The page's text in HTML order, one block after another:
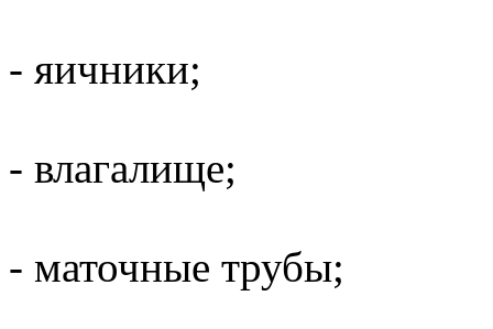
- яичники;
- влагалище;
- маточные трубы;